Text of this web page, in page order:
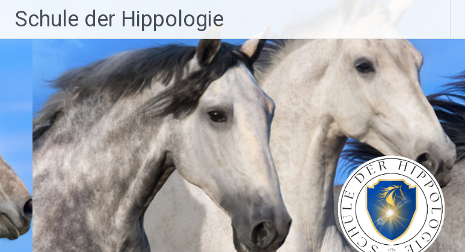
Inhalt
springen
Schule der Hippologie